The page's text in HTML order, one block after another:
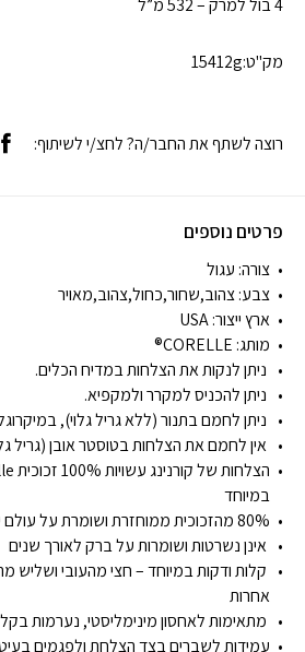
4 בול למרק – 532 מ”ל
מק"ט:15412g
פרטים נוספים
צורה: עגול
צבע: צהוב,שחור,כחול,צהוב,מאויר
ארץ ייצור:USA
מותג: CORELLE®
ניתן לנקות את הצלחות במדיח הכלים.
ניתן להכניס למקרר ולמקפיא.
ניתן לחמם בתנור (ללא גריל גלוי),
אין לחמם את הצלחות בטוסטר אובן (גריל
במיוחד
80% מהזכוכית ממוחזרת ושומרת על עולם ירוק יותר
אינן נשרטות ושומרות על ברק לאורך שנים
קלות ודקות במיוחד – חצי מהעובי
אחרות
מתאימות לאחסון מינימליסטי, נערמות
עמידות לשברים בצד הצלחת ולפגמים
רוצה לשתף את החבר/ה? לחצ/י לשיתוף: